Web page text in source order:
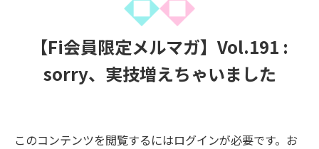
【Fi会員限定メルマガ】Vol.191 :
sorry、実技増えちゃいました
このコンテンツを閲覧するにはログインが必要です。お